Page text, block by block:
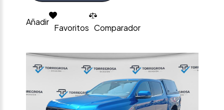
Añadir
Favoritos Comparador